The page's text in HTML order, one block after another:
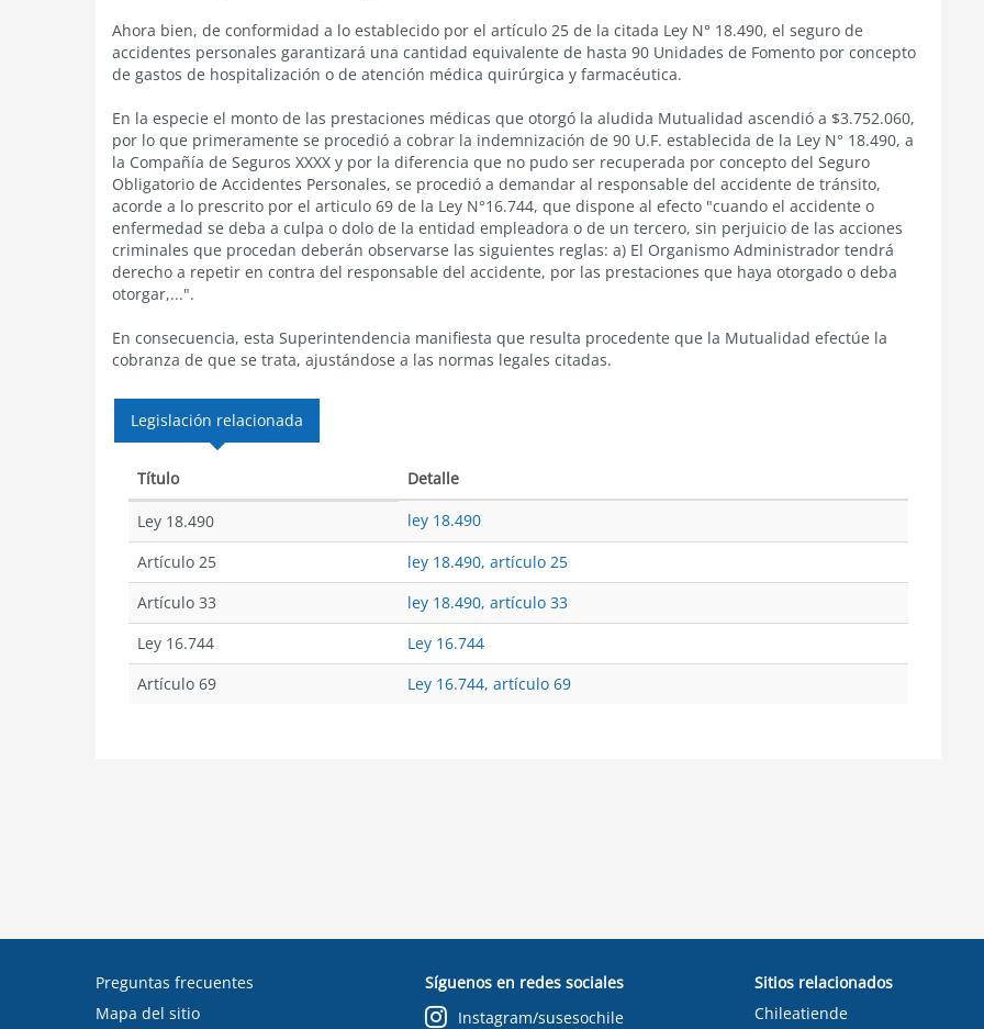
Ahora bien, de conformidad a lo establecido por el artículo 25 de la citada Ley N° 18.490, el seguro de
accidentes personales garantizará una cantidad equivalente de hasta 90 Unidades de Fomento por concepto
de gastos de hospitalización o de atención médica quirúrgica y farmacéutica.
En la especie el monto de las prestaciones médicas que otorgó la aludida Mutualidad ascendió a $3.752.060,
por lo que primeramente se procedió a cobrar la indemnización de 90 U.F. establecida de la Ley N° 18.490, a
la Compañía de Seguros XXXX y por la diferencia que no pudo ser recuperada por concepto del Seguro
Obligatorio de Accidentes Personales, se procedió a demandar al responsable del accidente de tránsito,
acorde a lo prescrito por el articulo 69 de la Ley N°16.744, que dispone al efecto "cuando el accidente o
enfermedad se deba a culpa o dolo de la entidad empleadora o de un tercero, sin perjuicio de las acciones
criminales que procedan deberán observarse las siguientes reglas: a) El Organismo Administrador tendrá
derecho a repetir en contra del responsable del accidente, por las prestaciones que haya otorgado o deba
otorgar,...".
En consecuencia, esta Superintendencia manifiesta que resulta procedente que la Mutualidad efectúe la
cobranza de que se trata, ajustándose a las normas legales citadas.
Legislación relacionada
Título Detalle
Ley 18.490
ley 18.490
Artículo 25
ley 18.490, artículo 25
Artículo 33
ley 18.490, artículo 33
Ley 16.744
Ley 16.744
Artículo 69
Ley 16.744, artículo 69
Preguntas frecuentes
Mapa del sitio
Síguenos en redes sociales
Instagram/susesochile
Sitios relacionados
Chileatiende